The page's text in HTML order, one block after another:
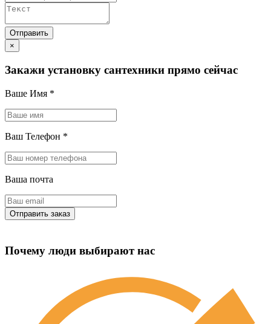
×
Закажи установку сантехники прямо сейчас
Ваше Имя *
Ваш Телефон *
Ваша почта
Почему люди выбирают нас